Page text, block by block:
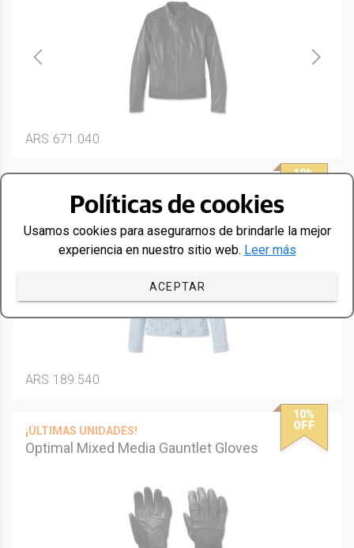
ARS 671.040
10%
Women's Silver Wing Stretch Denim
Jacket - Light Indigo
ARS 189.540
10%
OFF
¡ÚLTIMAS UNIDADES!
Optimal Mixed Media Gauntlet Gloves
Políticas de cookies
Usamos cookies para asegurarnos de brindarle la mejor
experiencia en nuestro sitio web. Leer más
ACEPTAR